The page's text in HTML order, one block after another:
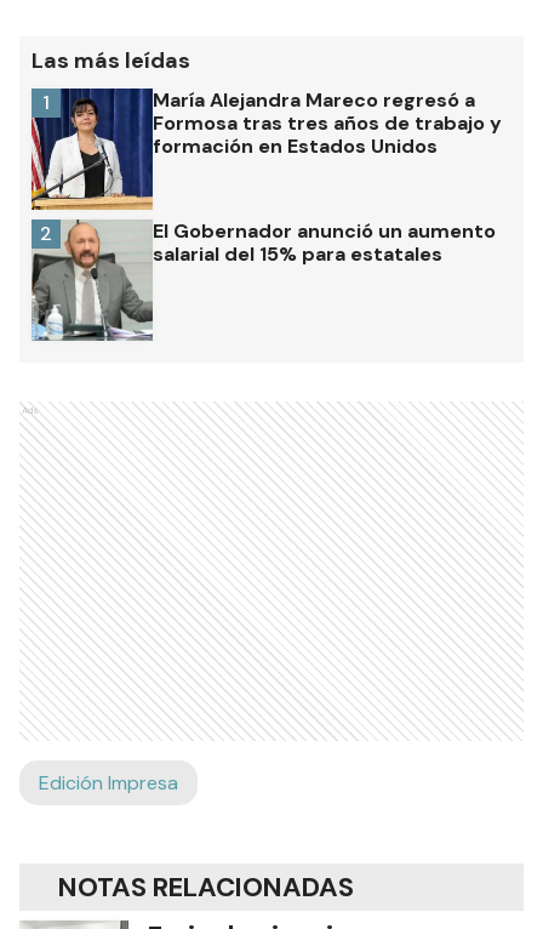
Las más leídas
María Alejandra Mareco regresó a
Formosa tras tres años de trabajo y
formación en Estados Unidos
1
El Gobernador anunció un aumento
salarial del 15% para estatales
2
Ads
Edición Impresa
NOTAS RELACIONADAS